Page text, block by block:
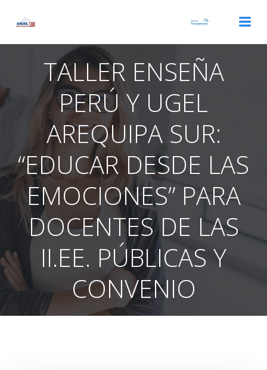
TALLER ENSEÑA
PERÚ Y UGEL
AREQUIPA SUR:
“EDUCAR DESDE LAS
EMOCIONES” PARA
DOCENTES DE LAS
II.EE. PÚBLICAS Y
CONVENIO